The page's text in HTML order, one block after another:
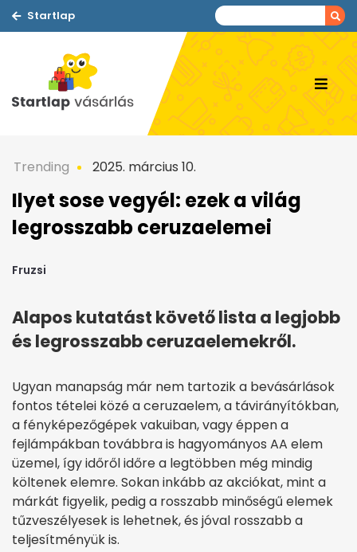
Startlap
Trending 2025. március 10.
Ilyet sose vegyél: ezek a világ
legrosszabb ceruzaelemei
Fruzsi
Alapos kutatást követő lista a legjobb
és legrosszabb ceruzaelemekről.
Ugyan manapság már nem tartozik a bevásárlások
fontos tételei közé a ceruzaelem, a távirányítókban,
a fényképezőgépek vakuiban, vagy éppen a
fejlámpákban továbbra is hagyományos AA elem
üzemel, így időről időre a legtöbben még mindig
költenek elemre. Sokan inkább az akciókat, mint a
márkát figyelik, pedig a rosszabb minőségű elemek
tűzveszélyesek is lehetnek, és jóval rosszabb a
teljesítményük is.